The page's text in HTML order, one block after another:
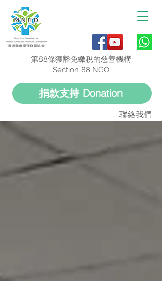
聯絡我們
捐款支持 Donation
第88條獲豁免繳稅的慈善機構
Section 88 NGO